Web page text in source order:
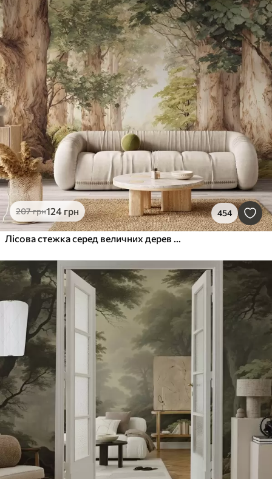
207грн124 грн 454
Лісова стежка серед величних дерев у стилі акварелі